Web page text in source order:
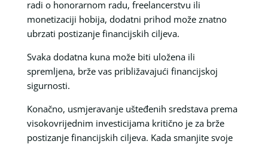
radi o honorarnom radu, freelancerstvu ili
monetizaciji hobija, dodatni prihod može znatno
ubrzati postizanje financijskih ciljeva.
Svaka dodatna kuna može biti uložena ili
spremljena, brže vas približavajući financijskoj
sigurnosti.
Konačno, usmjeravanje ušteđenih sredstava prema
visokovrijednim investicijama kritično je za brže
postizanje financijskih ciljeva. Kada smanjite svoje